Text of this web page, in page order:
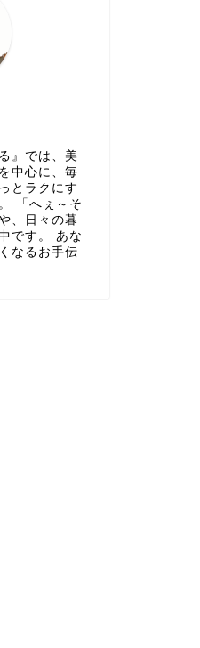
』では、美
中心に、毎
とラクにす
「へぇ～そ
、日々の暮
です。 あな
なるお手伝